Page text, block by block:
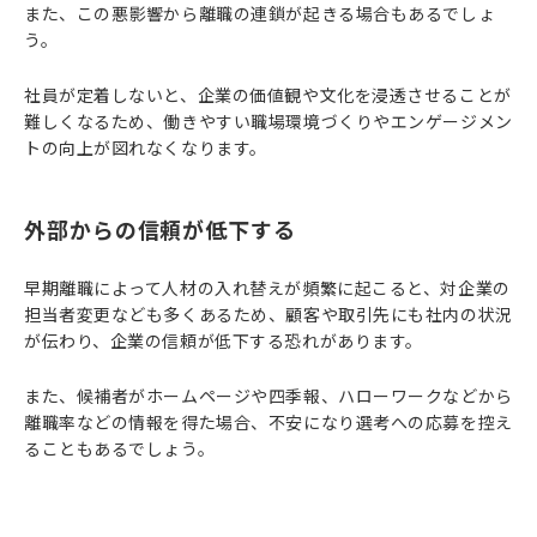
また、この悪影響から離職の連鎖が起きる場合もあるでしょ
う。
社員が定着しないと、企業の価値観や文化を浸透させることが
難しくなるため、働きやすい職場環境づくりやエンゲージメン
トの向上が図れなくなります。
外部からの信頼が低下する
早期離職によって人材の入れ替えが頻繁に起こると、対企業の
担当者変更なども多くあるため、顧客や取引先にも社内の状況
が伝わり、企業の信頼が低下する恐れがあります。
また、候補者がホームページや四季報、ハローワークなどから
離職率などの情報を得た場合、不安になり選考への応募を控え
ることもあるでしょう。